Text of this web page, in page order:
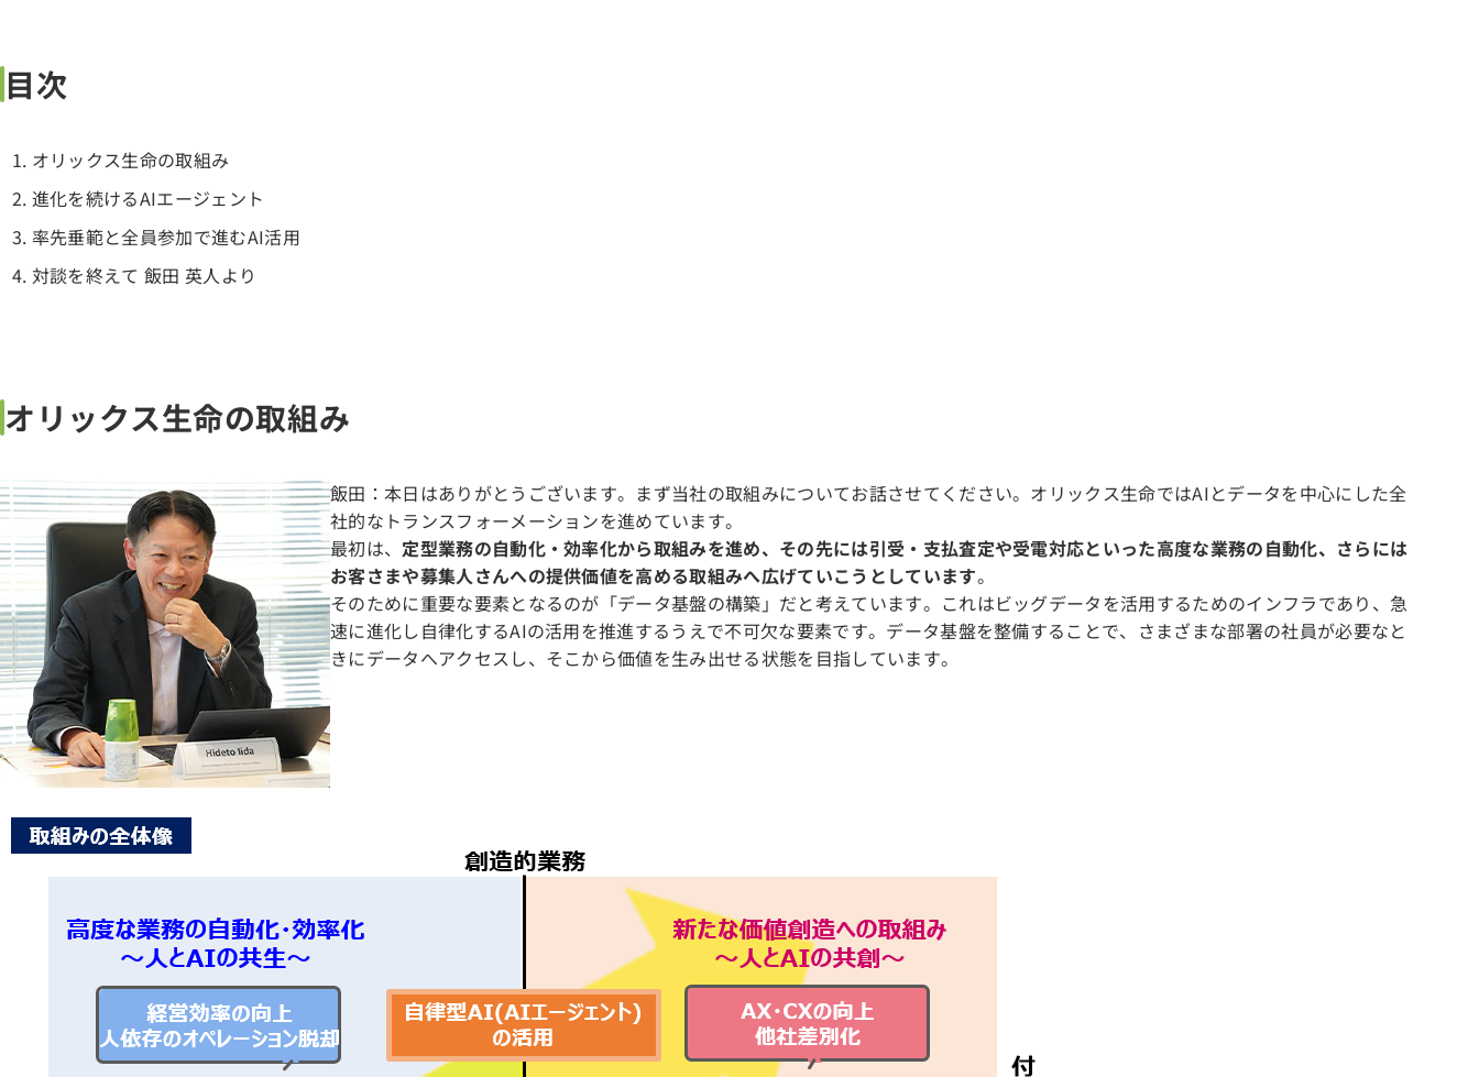
目次
オリックス生命の取組み
進化を続けるAIエージェント
率先垂範と全員参加で進むAI活用
対談を終えて 飯田 英人より
オリックス生命の取組み
飯田：本日はありがとうございます。まず当社の取組みについてお話させてください。オリックス生命ではAIとデータを中心にした全
社的なトランスフォーメーションを進めています。
最初は、 定型業務の自動化・効率化から取組みを進め、その先には引受・支払査定や受電対応といった高度な業務の自動化、さらには
お客さまや募集人さんへの提供価値を高める取組みへ広げていこうとしています。
そのために重要な要素となるのが「データ基盤の構築」だと考えています。これはビッグデータを活用するためのインフラであり、急
速に進化し自律化するAIの活用を推進するうえで不可欠な要素です。データ基盤を整備することで、さまざまな部署の社員が必要なと
きにデータへアクセスし、そこから価値を生み出せる状態を目指しています。